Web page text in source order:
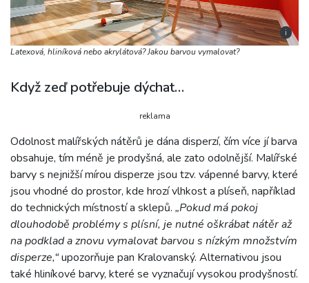
i
Latexová, hliníková nebo akrylátová? Jakou barvou vymalovat?
Když zeď potřebuje dýchat…
reklama
Odolnost malířských nátěrů je dána disperzí, čím více jí barva
obsahuje, tím méně je prodyšná, ale zato odolnější. Malířské
barvy s nejnižší mírou disperze jsou tzv. vápenné barvy, které
jsou vhodné do prostor, kde hrozí vlhkost a plíseň, například
do technických místností a sklepů. „Pokud má pokoj
dlouhodobě problémy s plísní, je nutné oškrábat nátěr až
na podklad a znovu vymalovat barvou s nízkým množstvím
disperze,“upozorňuje pan Kralovanský. Alternativou jsou
také hliníkové barvy, které se vyznačují vysokou prodyšností.